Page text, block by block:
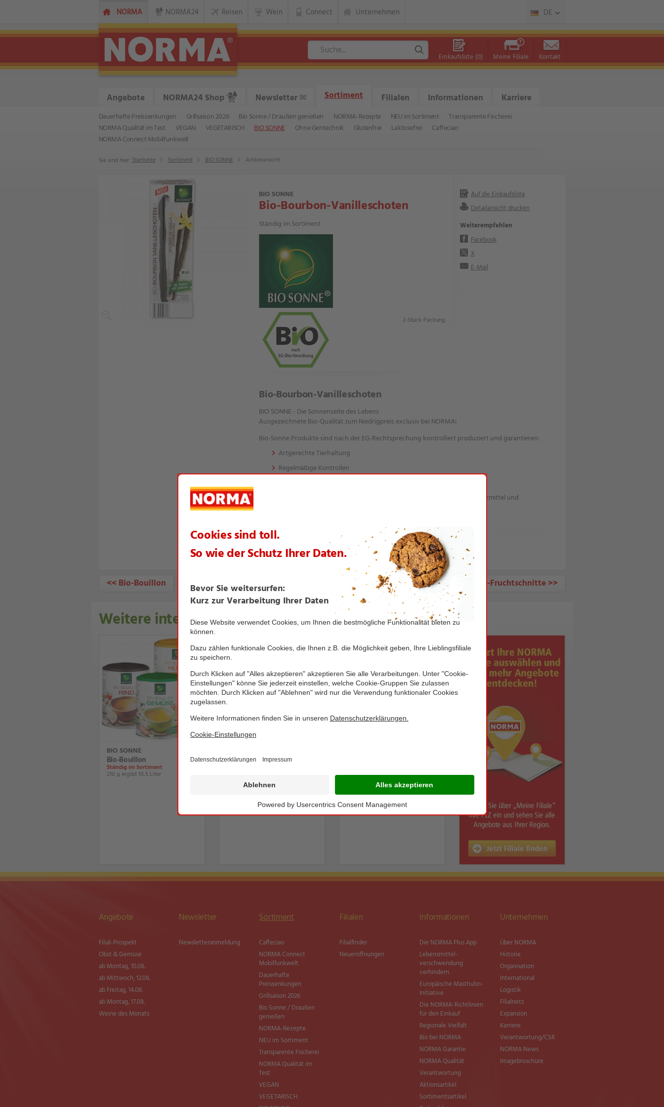
NORMA NORMA24 Reisen Wein Connect Unternehmen DE
Einkaufsliste (0) Meine Filiale Kontakt
Angebote NORMA24 Shop Newsletter✉ Sortiment
Dauerhafte Preissenkungen Grillsaison 2026 Bio Sonne / Draußen genießen NORMA-Rezepte NEU im Sortiment
Transparente Fischerei
NORMA Qualität im Test
VEGAN VEGETARISCH BIO SONNE Ohne Gentechnik Glutenfrei Laktosefrei
Caffeciao
NORMA Connect Mobilfunkwelt
Filialen Informationen Karriere
Sie sind hier: Startseite Sortiment BIO SONNE Artikelansicht
BIO SONNE
Bio-Bourbon-Vanilleschoten
Ständig im Sortiment
2-Stück-Packung
Bio-Bourbon-Vanilleschoten
BIO SONNE - Die Sonnenseite des Lebens
Ausgezeichnete Bio-Qualität zum Niedrigpreis exclusiv bei NORMA!
Bio-Sonne Produkte sind nach der EG-Rechtsprechung kontrolliert produziert und garantieren:
Artgerechte Tierhaltung
Regelmäßige Kontrollen
Ökologische Erzeugung ohne Verwendung chemischer Pflanzenschutzmittel und
Nur regional verfügbar
Auf die Einkaufsliste
Detailansicht drucken
Weiterempfehlen
Facebook
X
E-Mail
<< Bio-Bouillon Bio-Fruchtschnitte >>
Weitere interessante Artikel aus dieser Themenwelt
BIO SONNE
Bio-Bouillon
Ständig im Sortiment
210 g ergibt 10,5 Liter
Bio-Fruchtschnitte
In der Tiefkühltruhe
750-g-Beutel
Angebote
Filial-Prospekt
Obst & Gemüse
ab Montag, 10.08.
ab Mittwoch, 12.08.
ab Freitag, 14.08.
ab Montag, 17.08.
Weine des Monats
Newsletter
Newsletter­anmeldung
Sortiment
Caffeciao
NORMA Connect
Mobilfunkwelt
Dauerhafte
Preissenkungen
Grillsaison 2026
Bio Sonne / Draußen
genießen
NORMA-Rezepte
NEU im Sortiment
Transparente Fischerei
NORMA Qualität im
Test
VEGAN
VEGETARISCH
Filialen
Filialfinder
Neueröffnungen
Informationen
Die NORMA Plus App
Lebensmittel­
verschwendung
verhindern
Europäische Masthuhn-
Initiative
Die NORMA-Richtlinien
für den Einkauf
Regionale Vielfalt
Bio bei NORMA
NORMA Garantie
NORMA Qualität
Verantwortung
Aktionsartikel
Sortimentsartikel
Unternehmen
Über NORMA
Historie
Organisation
International
Logistik
Filialnetz
Expansion
Karriere
Verantwortung/CSR
NORMA News
Imagebroschüre